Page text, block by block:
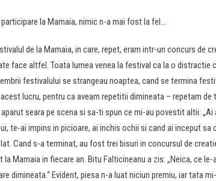
la Mamaia, nimic n-a mai fost la fel…
de la Mamaia, in care, repet, eram intr-un concurs de
face altfel. Toata lumea venea la festival ca la o distractie
festivalului se strangeau noaptea, cand se termina
lucru, pentru ca aveam repetitii dimineata – repetam de
seara pe scena si sa-ti spun ce mi-au povestit altii:
te-ai impins in picioare, ai inchis ochii si cand ai inceput sa
Cand s-a terminat, au fost trei bisuri in concursul de
Mamaia in fiecare an. Bitu Falticineanu a zis: „Neica, ce le-
dimineata.“ Evident, piesa n-a luat niciun premiu, iar tata